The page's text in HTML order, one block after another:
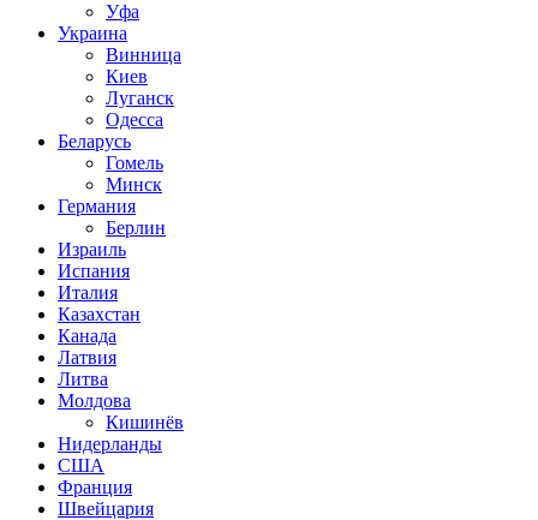
Уфа
Украина
Винница
Киев
Луганск
Одесса
Беларусь
Гомель
Минск
Германия
Берлин
Израиль
Испания
Италия
Казахстан
Канада
Латвия
Литва
Молдова
Кишинёв
Нидерланды
США
Франция
Швейцария